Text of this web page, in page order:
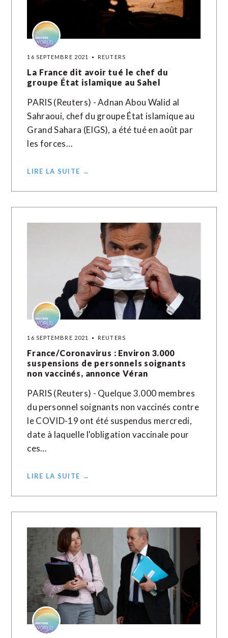
16 SEPTEMBRE 2021 REUTERS
La France dit avoir tué le chef du
groupe État islamique au Sahel
PARIS (Reuters) - Adnan Abou Walid al
Sahraoui, chef du groupe État islamique au
Grand Sahara (EIGS), a été tué en août par
les forces…
LIRE LA SUITE →
16 SEPTEMBRE 2021 REUTERS
France/Coronavirus : Environ 3.000
suspensions de personnels soignants
non vaccinés, annonce Véran
PARIS (Reuters) - Quelque 3.000 membres
du personnel soignants non vaccinés contre
le COVID-19 ont été suspendus mercredi,
date à laquelle l'obligation vaccinale pour
ces…
LIRE LA SUITE →